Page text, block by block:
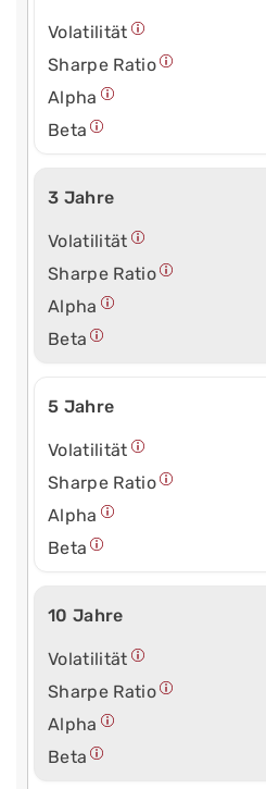
Volatilität
Sharpe Ratio
Alpha
Beta
3 Jahre
Volatilität
Sharpe Ratio
Alpha
Beta
5 Jahre
Volatilität
Sharpe Ratio
Alpha
Beta
10 Jahre
Volatilität
Sharpe Ratio
Alpha
Beta